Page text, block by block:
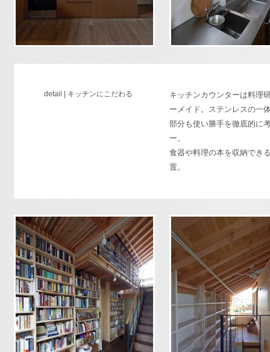
detail | キッチンにこだわる
キッチンカウンターは料理
ーメイド。ステンレスの一
部分も使い勝手を徹底的に
ー。
食器や料理の本を収納でき
置。